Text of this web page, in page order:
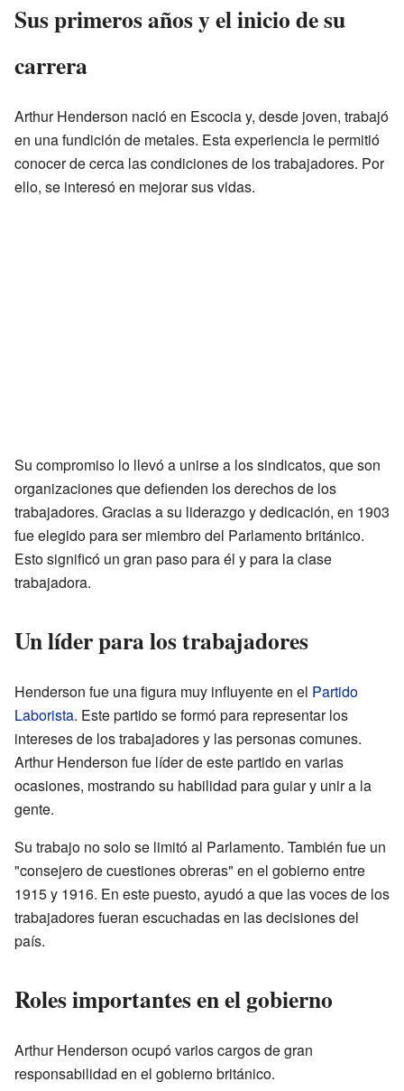
Sus primeros años y el inicio de su
carrera
Arthur Henderson nació en Escocia y, desde joven, trabajó
en una fundición de metales. Esta experiencia le permitió
conocer de cerca las condiciones de los trabajadores. Por
ello, se interesó en mejorar sus vidas.
Su compromiso lo llevó a unirse a los sindicatos, que son
organizaciones que defienden los derechos de los
trabajadores. Gracias a su liderazgo y dedicación, en 1903
fue elegido para ser miembro del Parlamento británico.
Esto significó un gran paso para él y para la clase
trabajadora.
Un líder para los trabajadores
Henderson fue una figura muy influyente en el Partido
Laborista. Este partido se formó para representar los
intereses de los trabajadores y las personas comunes.
Arthur Henderson fue líder de este partido en varias
ocasiones, mostrando su habilidad para guiar y unir a la
gente.
Su trabajo no solo se limitó al Parlamento. También fue un
"consejero de cuestiones obreras" en el gobierno entre
1915 y 1916. En este puesto, ayudó a que las voces de los
trabajadores fueran escuchadas en las decisiones del
país.
Roles importantes en el gobierno
Arthur Henderson ocupó varios cargos de gran
responsabilidad en el gobierno británico.